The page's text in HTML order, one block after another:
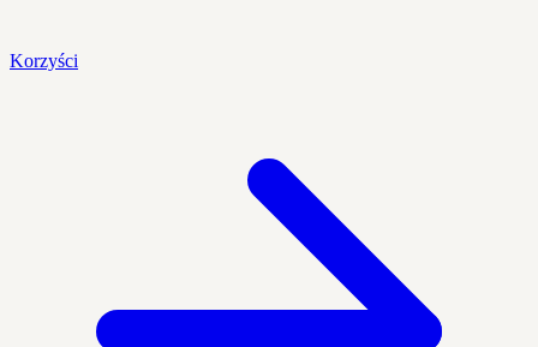
Korzyści